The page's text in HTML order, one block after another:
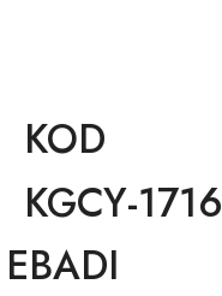
KOD
KGCY-1716
EBADI